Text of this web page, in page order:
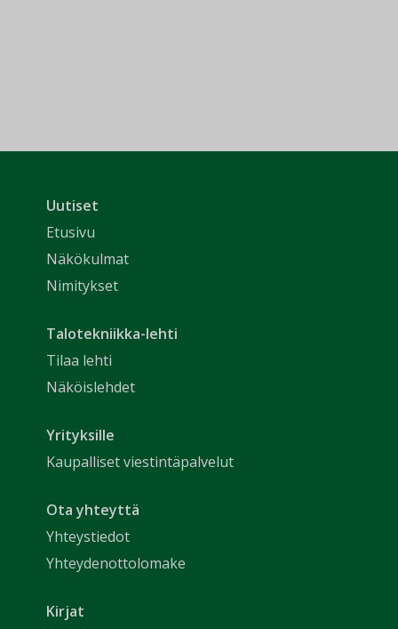
Uutiset
Etusivu
Näkökulmat
Nimitykset
Talotekniikka-lehti
Tilaa lehti
Näköislehdet
Yrityksille
Kaupalliset viestintäpalvelut
Ota yhteyttä
Yhteystiedot
Yhteydenottolomake
Kirjat